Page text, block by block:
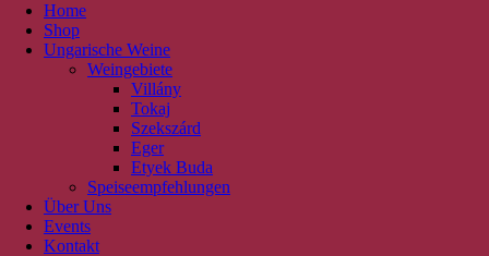
Home
Shop
Ungarische Weine
Weingebiete
Villány
Tokaj
Szekszárd
Eger
Etyek Buda
Speiseempfehlungen
Über Uns
Events
Kontakt